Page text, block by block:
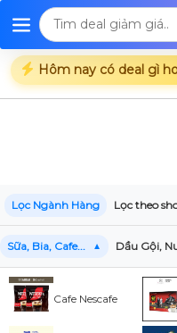
Hôm nay có deal gì
Trang chủ Deal Shopee
Lọc Ngành Hàng Lọc theo
Sữa, Bia, Cafe... Dầu Gội,
Cafe Nescafe